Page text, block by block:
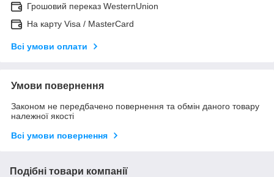
Грошовий переказ WesternUnion
На карту Visa / MasterCard
Всі умови оплати
Умови повернення
Законом не передбачено повернення та обмін даного товару
належної якості
Всі умови повернення
Подібні товари компанії